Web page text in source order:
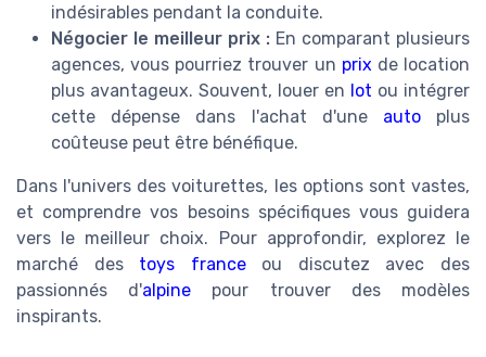
indésirables pendant la conduite.
Négocier le meilleur prix : En comparant plusieurs
agences, vous pourriez trouver un prix de location
plus avantageux. Souvent, louer en lot ou intégrer
cette dépense dans l'achat d'une autoplus
coûteuse peut être bénéfique.
Dans l'univers des voiturettes, les options sont vastes,
et comprendre vos besoins spécifiques vous guidera
vers le meilleur choix. Pour approfondir, explorez le
marché des toys franceou discutez avec des
passionnés d'alpine pour trouver des modèles
inspirants.